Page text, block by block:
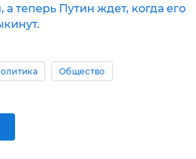
теперь Путин ждет, когда его
Общество